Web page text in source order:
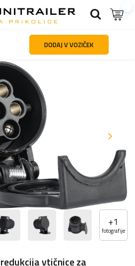
in elektrika Vtikači | vtičnice | vtiči |
+1
fotografije
vtičnice za
DODAJ V VOZIČEK